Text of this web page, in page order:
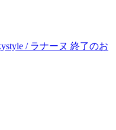
/ ラナーヌ 終了のお